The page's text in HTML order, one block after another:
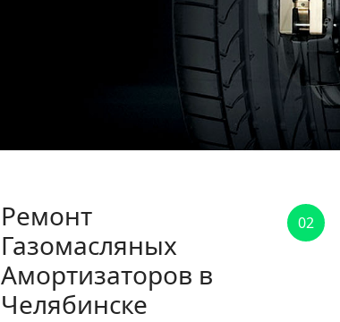
Ремонт
Газомасляных
Амортизаторов в
Челябинске
02